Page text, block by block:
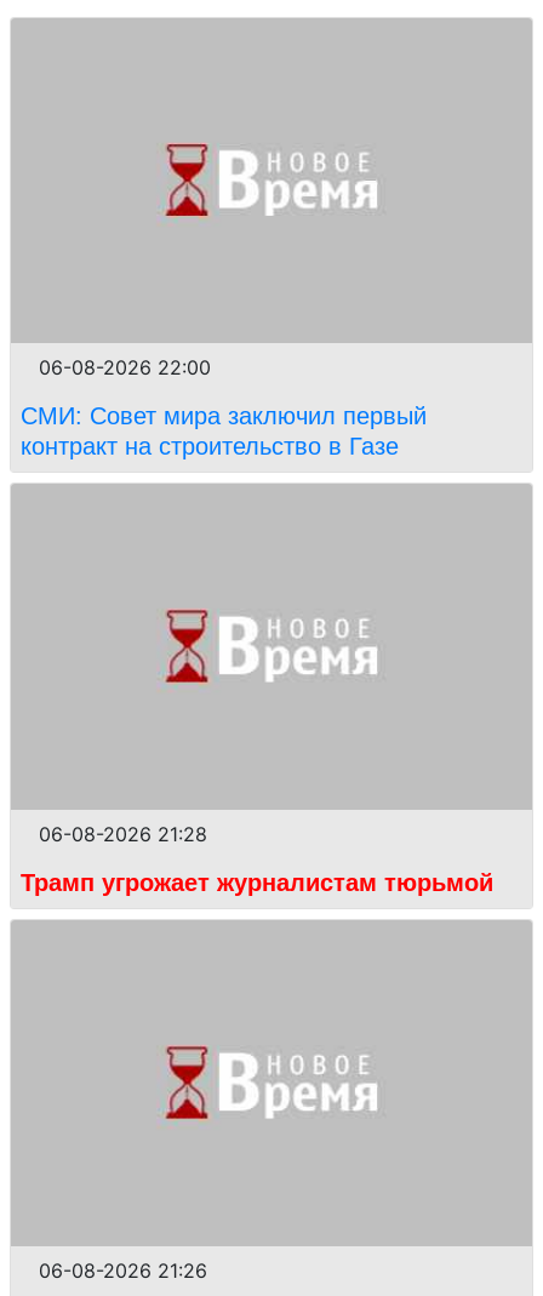
06-08-2026 22:00
СМИ: Совет мира заключил первый
контракт на строительство в Газе
06-08-2026 21:28
Трамп угрожает журналистам тюрьмой
06-08-2026 21:26